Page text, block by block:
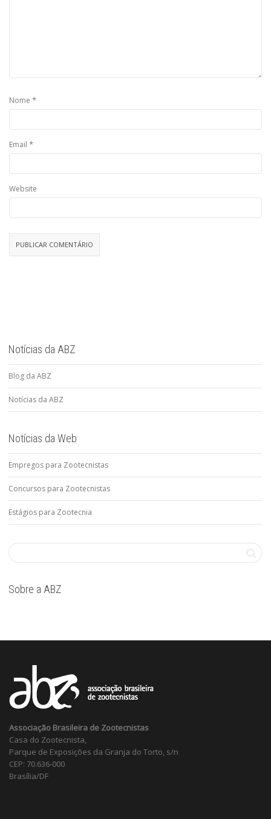
Nome *
Email *
Website
Notícias da ABZ
Blog da ABZ
Notícias da ABZ
Notícias da Web
Empregos para Zootecnistas
Concursos para Zootecnistas
Estágios para Zootecnia
Sobre a ABZ
Associação Brasileira de Zootecnistas
Casa do Zootecnista,
Parque de Exposições da Granja do Torto, s/n
CEP: 70.636-000
Brasília/DF